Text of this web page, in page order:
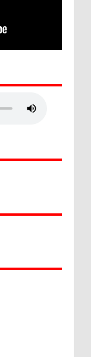
Centre di
PASAR